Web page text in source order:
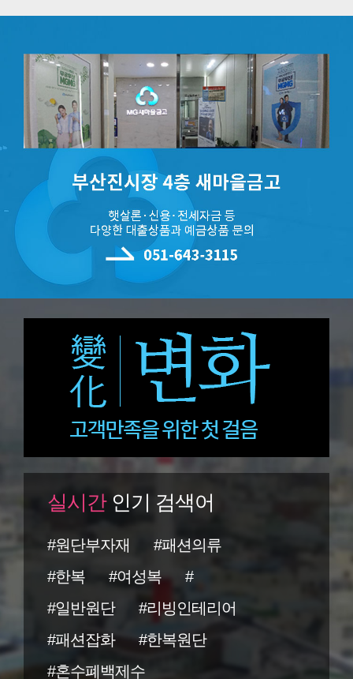
실시간인기 검색어
#원단부자재
#패션의류
#한복
#여성복
#
#일반원단
#리빙인테리어
#패션잡화
#한복원단
#혼수폐백제수